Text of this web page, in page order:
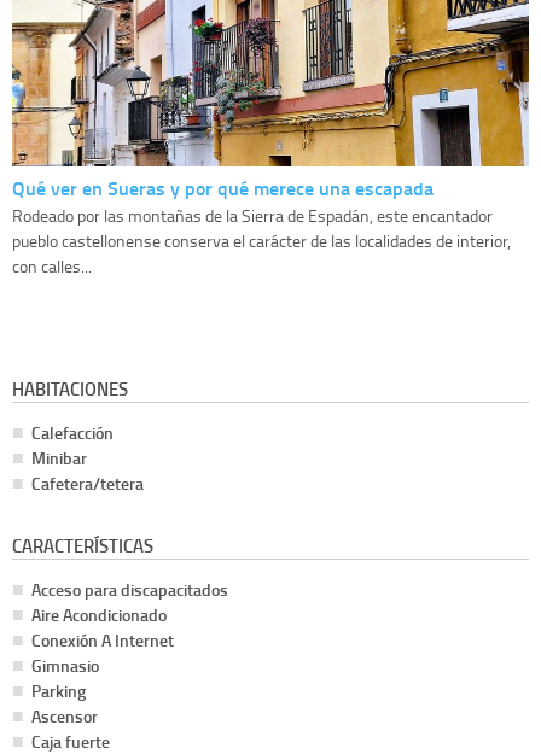
Qué ver en Sueras y por qué merece una escapada
Rodeado por las montañas de la Sierra de Espadán, este encantador
pueblo castellonense conserva el carácter de las localidades de interior,
con calles...
HABITACIONES
Calefacción
Minibar
Cafetera/tetera
CARACTERÍSTICAS
Acceso para discapacitados
Aire Acondicionado
Conexión A Internet
Gimnasio
Parking
Ascensor
Caja fuerte